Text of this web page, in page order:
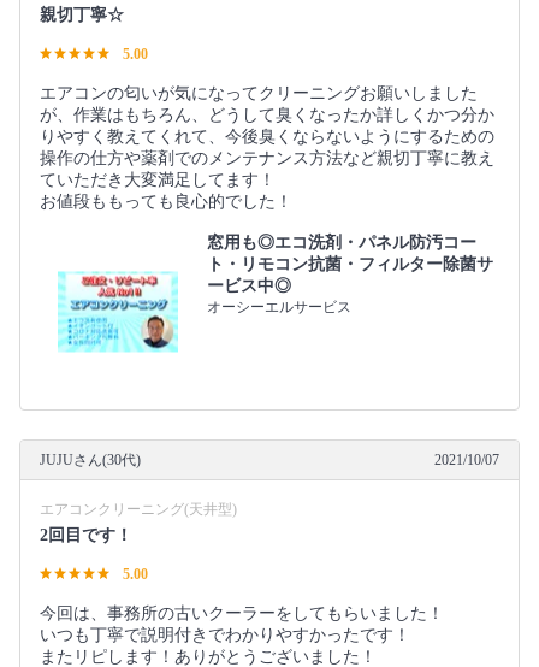
親切丁寧☆
5.00
エアコンの匂いが気になってクリーニングお願いしました
が、作業はもちろん、どうして臭くなったか詳しくかつ分か
りやすく教えてくれて、今後臭くならないようにするための
操作の仕方や薬剤でのメンテナンス方法など親切丁寧に教え
ていただき大変満足してます！
お値段ももっても良心的でした！
窓用も◎エコ洗剤・パネル防汚コー
ト・リモコン抗菌・フィルター除菌サ
ービス中◎
オーシーエルサービス
JUJUさん(30代) 2021/10/07
エアコンクリーニング(天井型)
2回目です！
5.00
今回は、事務所の古いクーラーをしてもらいました！
いつも丁寧で説明付きでわかりやすかったです！
またリピします！ありがとうございました！